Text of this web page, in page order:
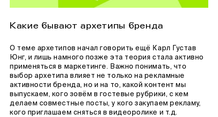
Какие бывают архетипы бренда
О теме архетипов начал говорить ещё Карл Густав
Юнг, и лишь намного позже эта теория стала активно
применяться в маркетинге. Важно понимать, что
выбор архетипа влияет не только на рекламные
активности бренда, но и на то, какой контент мы
выпускаем, кого зовём в гостевые рубрики, с кем
делаем совместные посты, у кого закупаем рекламу,
кого приглашаем сняться в видеоролике и т.д.